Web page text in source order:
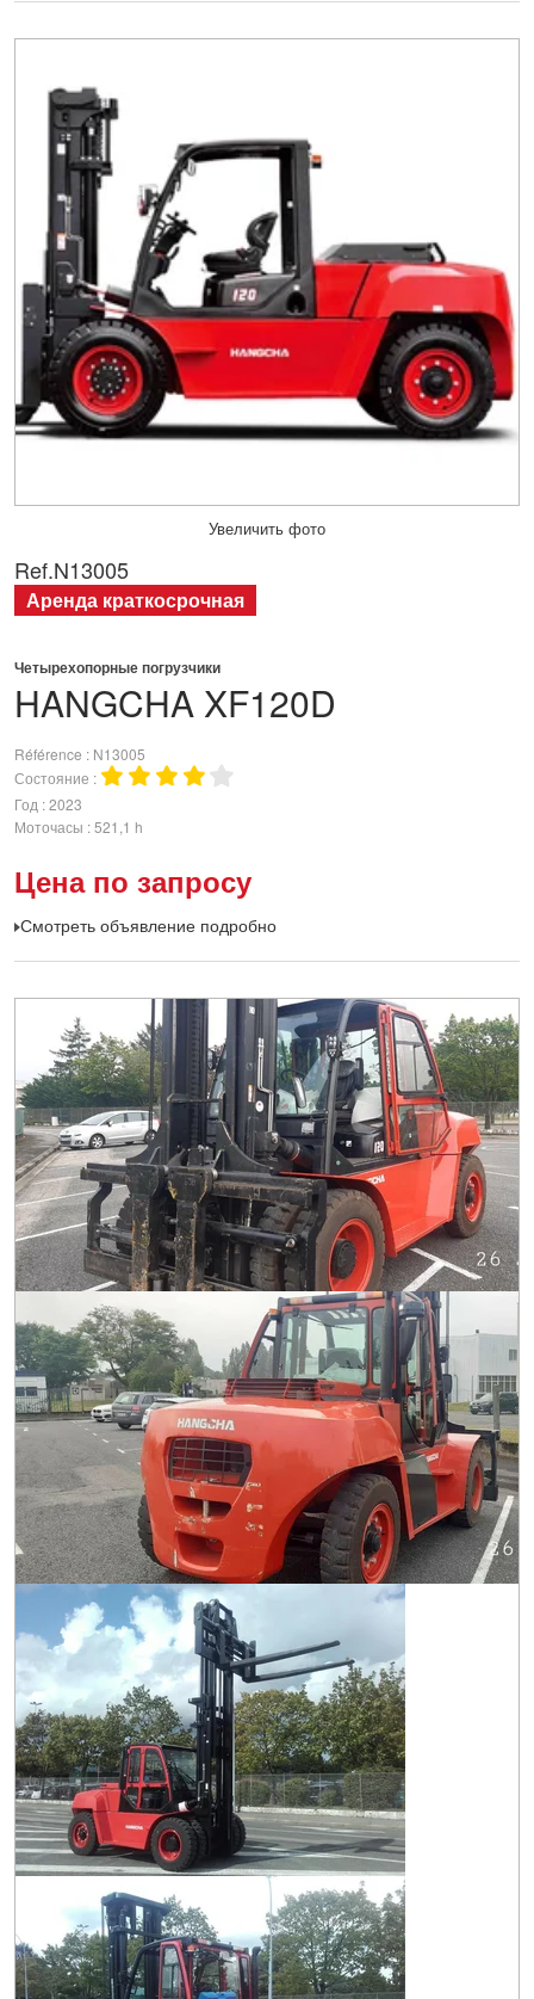
Увеличить фото
HANGCHA XF120D
Четырехопорные погрузчики
Référence
N13005
Состояние
Год 2023
Моточасы 521,1 h
Цена по запросу
Смотреть объявление подробно
Ref.N13005
Аренда краткосрочная